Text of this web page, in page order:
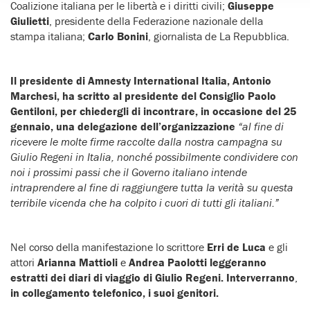
Coalizione italiana per le libertà e i diritti civili; Giuseppe
Giulietti , presidente della Federazione nazionale della
stampa italiana; Carlo Bonini , giornalista de La Repubblica.
Il presidente di Amnesty International Italia, Antonio
Marchesi, ha scritto al presidente del Consiglio Paolo
Gentiloni, per chiedergli di incontrare, in occasione del 25
gennaio, una delegazione dell’organizzazione “al fine di
ricevere le molte firme raccolte dalla nostra campagna su
Giulio Regeni in Italia, nonché possibilmente condividere con
noi i prossimi passi che il Governo italiano intende
intraprendere al fine di raggiungere tutta la verità su questa
terribile vicenda che ha colpito i cuori di tutti gli italiani.”
Nel corso della manifestazione lo scrittore Erri de Luca e gli
attori Arianna Mattioli e Andrea Paolotti leggeranno
estratti dei diari di viaggio di Giulio Regeni. Interverranno
in collegamento telefonico, i suoi genitori.